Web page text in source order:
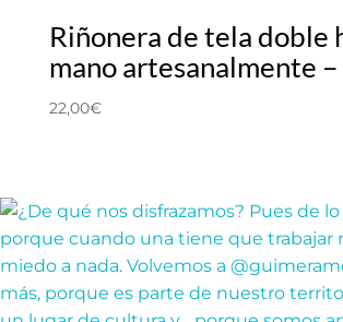
Riñonera de tela doble
mano artesanalmente –
22,00€